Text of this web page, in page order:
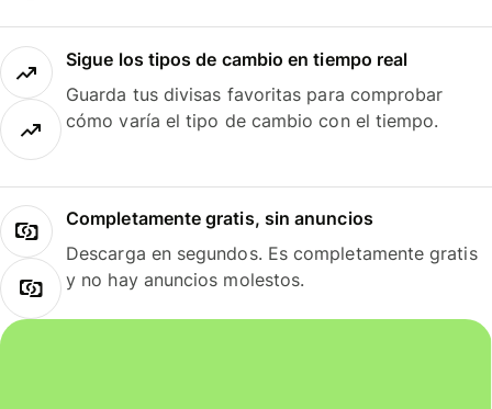
Sigue los tipos de cambio en tiempo real
Guarda tus divisas favoritas para comprobar
cómo varía el tipo de cambio con el tiempo.
Completamente gratis, sin anuncios
Descarga en segundos. Es completamente gratis
y no hay anuncios molestos.